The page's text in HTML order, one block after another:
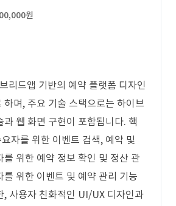
원
리드앱 기반의 예약 플랫폼 디자인
하며, 주요 기술 스택으로는 하이브
과 웹 화면 구현이 포함됩니다. 핵
자를 위한 이벤트 검색, 예약 및
를 위한 예약 정보 확인 및 정산 관
를 위한 이벤트 및 예약 관리 기능
, 사용자 친화적인 UI/UX 디자인과